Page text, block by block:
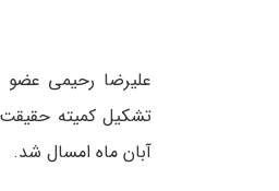
علیرضا رحیمی
تشکیل کمیته
آبان ماه امسال شد.